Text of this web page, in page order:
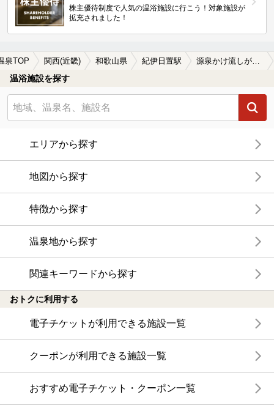
株主優待制度で人気の温浴施設に行こう！対象施設が
拡充されました！
泉TOP 関西(近畿) 和歌山県 紀伊日置駅
温浴施設を探す
エリアから探す
地図から探す
特徴から探す
温泉地から探す
関連キーワードから探す
おトクに利用する
電子チケットが利用できる施設一覧
クーポンが利用できる施設一覧
おすすめ電子チケット・クーポン一覧